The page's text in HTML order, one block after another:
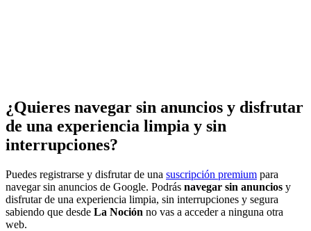
¿Quieres navegar sin anuncios y disfrutar
de una experiencia limpia y sin
interrupciones?
Puedes registrarse y disfrutar de una suscripción premium para
navegar sin anuncios de Google. Podrás navegar sin anuncios y
disfrutar de una experiencia limpia, sin interrupciones y segura
sabiendo que desde La Noción no vas a acceder a ninguna otra
web.